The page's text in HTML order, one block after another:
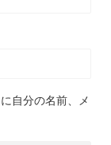
自分の名前、メ